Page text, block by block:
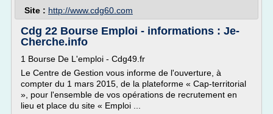
Site : http://www.cdg60.com
Cdg 22 Bourse Emploi - informations : Je-
Cherche.info
1 Bourse De L'emploi - Cdg49.fr
Le Centre de Gestion vous informe de l'ouverture, à
compter du 1 mars 2015, de la plateforme « Cap-territorial
», pour l'ensemble de vos opérations de recrutement en
lieu et place du site « Emploi ...